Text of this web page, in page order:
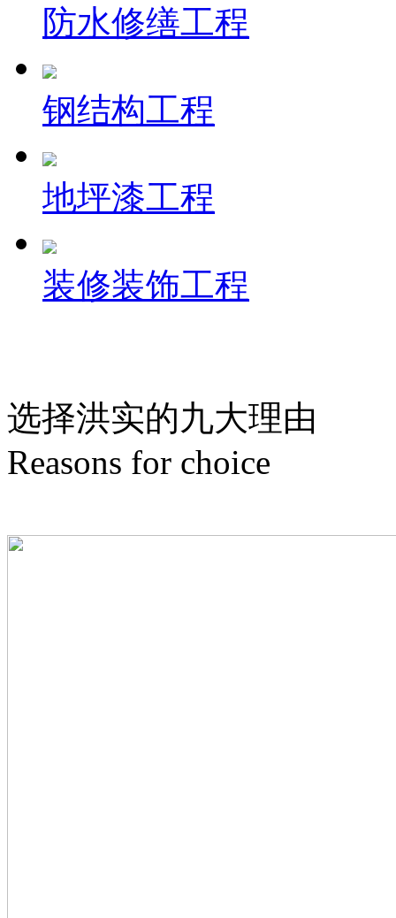
防水修缮工程
钢结构工程
地坪漆工程
装修装饰工程
选择洪实的九大理由
Reasons for choice